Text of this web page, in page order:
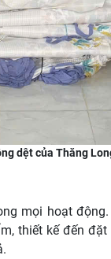
dệt của Thăng
mọi hoạt
thiết kế đến